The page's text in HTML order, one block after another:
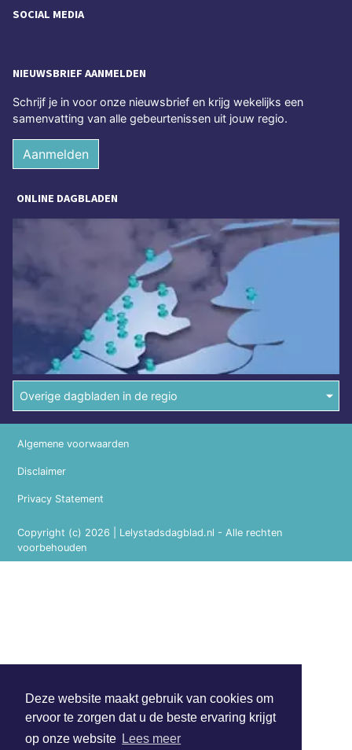
Deze website maakt gebruik van cookies om
ervoor te zorgen dat u de beste ervaring krijgt
op onze website Lees meer
SOCIAL MEDIA
NIEUWSBRIEF AANMELDEN
Schrijf je in voor onze nieuwsbrief en krijg wekelijks een
samenvatting van alle gebeurtenissen uit jouw regio.
Aanmelden
ONLINE DAGBLADEN
Overige dagbladen in de regio
Copyright (c) 2026 | Lelystadsdagblad.nl - Alle rechten
voorbehouden
Algemene voorwaarden
Disclaimer
Privacy Statement